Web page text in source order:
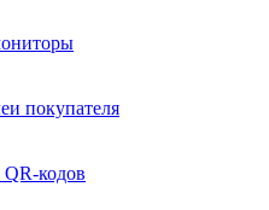
покупателя
кодов